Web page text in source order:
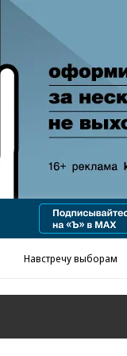
ad
Навстречу выборам